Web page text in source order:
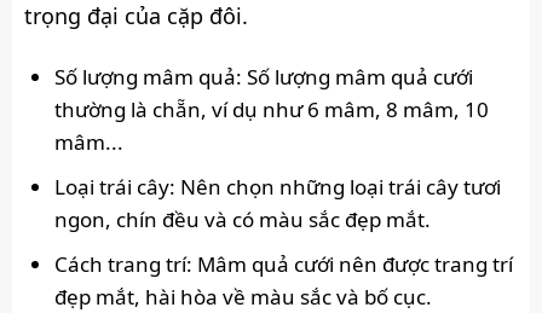
trọng đại của cặp đôi.
Số lượng mâm quả: Số lượng mâm quả cưới
thường là chẵn, ví dụ như 6 mâm, 8 mâm, 10
mâm...
Loại trái cây: Nên chọn những loại trái cây tươi
ngon, chín đều và có màu sắc đẹp mắt.
Cách trang trí: Mâm quả cưới nên được trang trí
đẹp mắt, hài hòa về màu sắc và bố cục.